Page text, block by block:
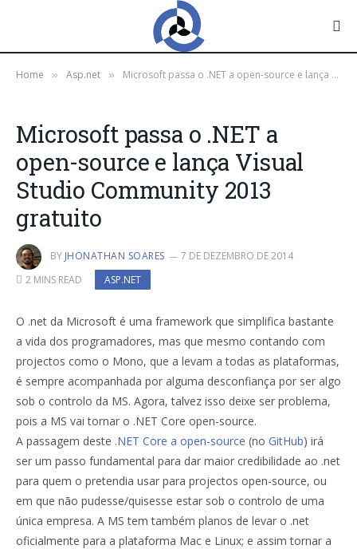
Home » Asp.net » Microsoft passa o .NET a open-source e lança Visual Studio Community 2013 gratuito
Microsoft passa o .NET a
open-source e lança Visual
Studio Community 2013
gratuito
BY JHONATHAN SOARES
7 DE DEZEMBRO DE 2014
2 MINS READ
ASP.NET
O .net da Microsoft é uma framework que simplifica bastante
a vida dos programadores, mas que mesmo contando com
projectos como o Mono, que a levam a todas as plataformas,
é sempre acompanhada por alguma desconfiança por ser algo
sob o controlo da MS. Agora, talvez isso deixe ser problema,
pois a MS vai tornar o .NET Core open-source.
A passagem deste .NET Core a open-source (no GitHub) irá
ser um passo fundamental para dar maior credibilidade ao .net
para quem o pretendia usar para projectos open-source, ou
em que não pudesse/quisesse estar sob o controlo de uma
única empresa. A MS tem também planos de levar o .net
oficialmente para a plataforma Mac e Linux; e assim tornar a